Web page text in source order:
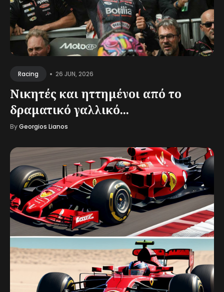
Racing • 26 JUN, 2026
Νικητές και ηττημένοι από το
δραματικό γαλλικό...
ByGeorgios Lianos